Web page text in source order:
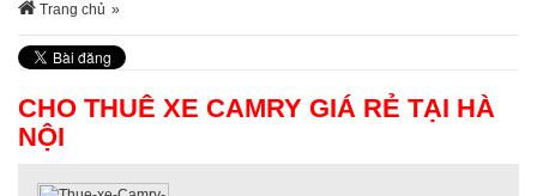
Trang chủ »
CHO THUÊ XE CAMRY GIÁ RẺ TẠI HÀ
NỘI